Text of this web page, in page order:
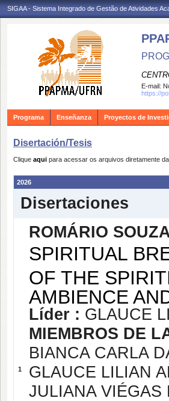
SIGAA - Sistema Integrado de Gestão de Atividades
E-mail:
https://
Programa Enseñanza Proyectos de
Disertación/Tesis
Clique aqui para acessar os arquivos diretamente
2026
Disertaciones
1
ROMÁRIO
SPIRITUAL
OF THE
AMBIENCE
Líder : GLAUCE
MIEMBROS DE
BIANCA CARLA
GLAUCE LILIAN
JULIANA VIÉGAS